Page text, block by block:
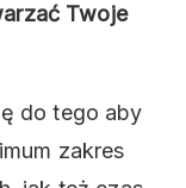
Twoje
do tego aby
zakres